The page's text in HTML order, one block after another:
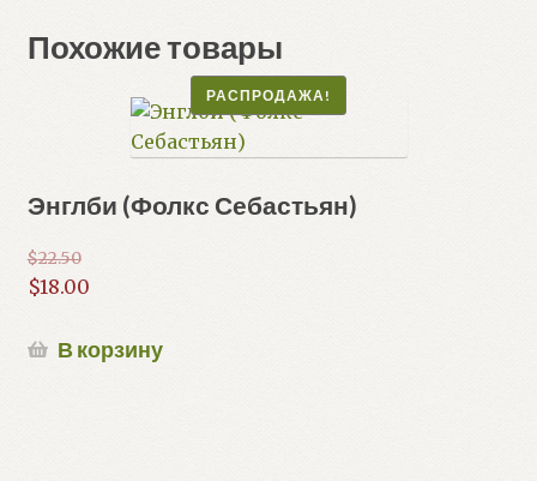
Похожие товары
Энглби (Фолкс Себастьян)
РАСПРОДАЖА!
$22.50
Первоначальная
составляла
$18.00
цена:В корзину